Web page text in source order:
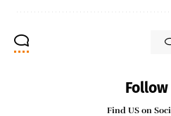
Follow
Find US on